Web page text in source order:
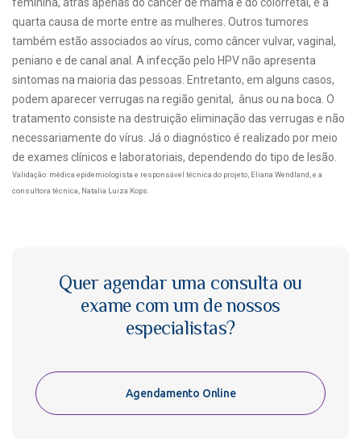
quarta causa de morte entre as mulheres. Outros tumores
também estão associados ao vírus, como câncer vulvar, vaginal,
peniano e de canal anal.
A infecção pelo HPV não apresenta
sintomas na maioria das pessoas. Entretanto, em alguns casos,
podem aparecer verrugas na região genital, ânus ou na boca. O
tratamento consiste na destruição eliminação das verrugas e não
necessariamente do vírus. Já o diagnóstico é realizado por meio
de exames clínicos e laboratoriais, dependendo do tipo de lesão.
Validação: médica epidemiologista e responsável técnica do projeto, Eliana Wendland, e a
consultora técnica, Natalia Luiza Kops.
Quer agendar uma consulta ou
exame com um de nossos
especialistas?
Agendamento Online